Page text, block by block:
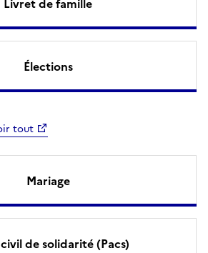
Élections
tout
Mariage
de solidarité (Pacs)